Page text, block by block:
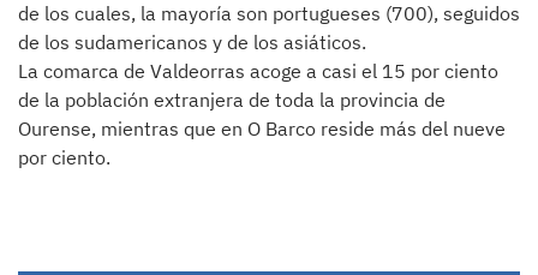
de los cuales, la mayoría son portugueses (700), seguidos
de los sudamericanos y de los asiáticos.
La comarca de Valdeorras acoge a casi el 15 por ciento
de la población extranjera de toda la provincia de
Ourense, mientras que en O Barco reside más del nueve
por ciento.